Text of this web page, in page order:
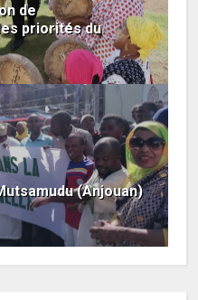
de
priorités du
(Anjouan)